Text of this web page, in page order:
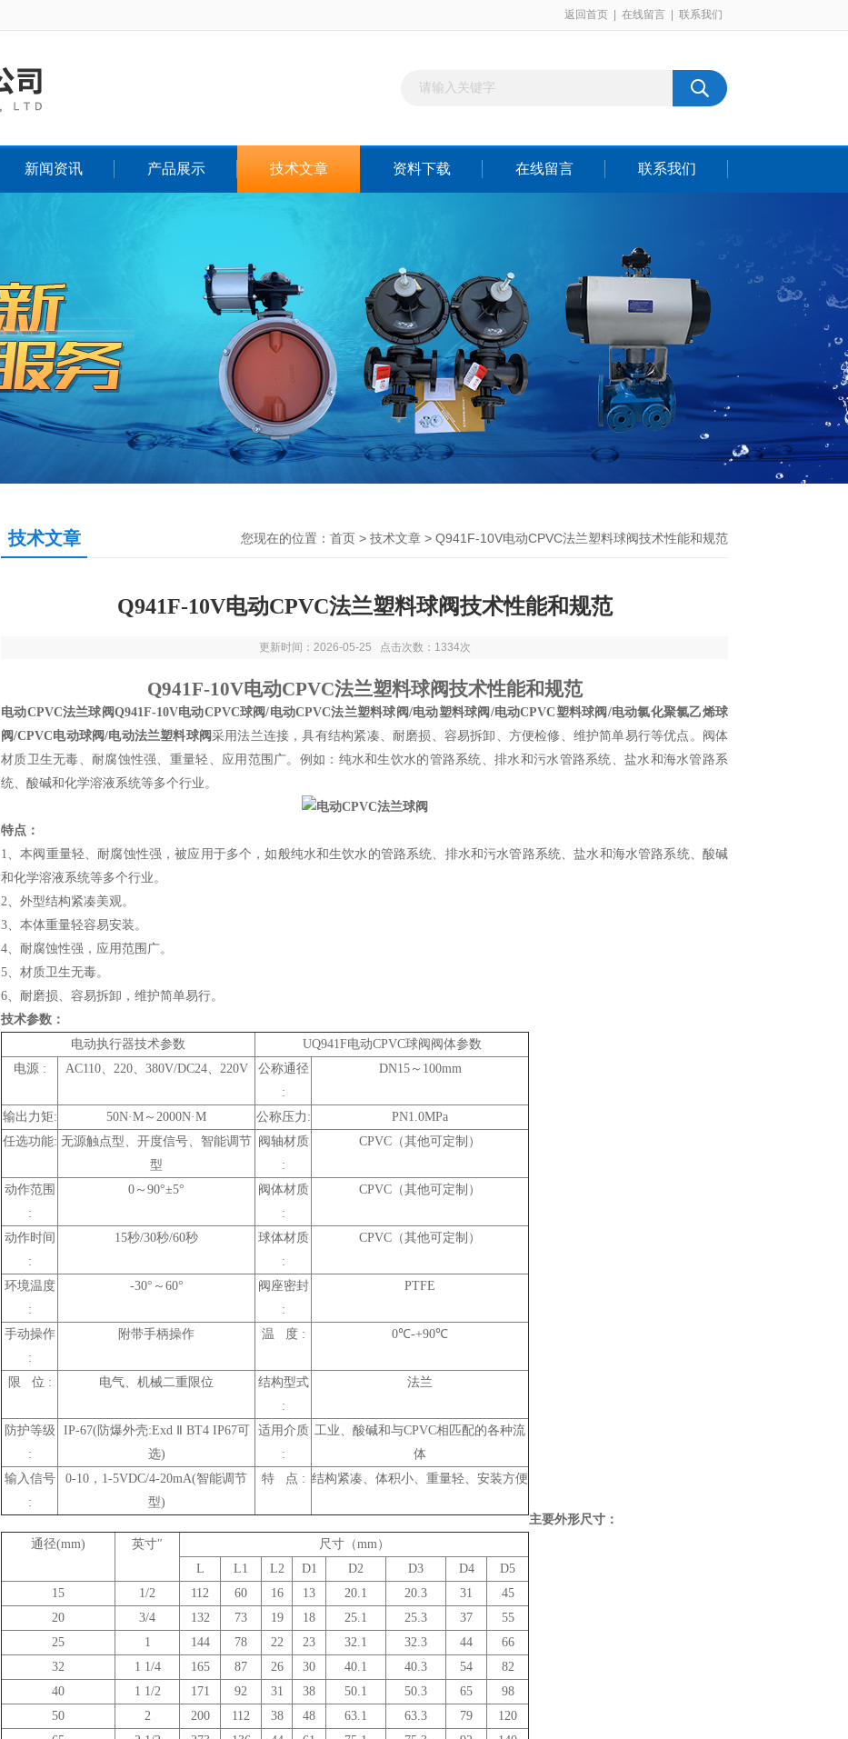
返回首页 在线留言 联系我们
新闻资讯 产品展示 技术文章 资料下载 在线留言 联系我们
技术文章 您现在的位置： 首页 > 技术文章 > Q941F-10V电动CPVC法兰塑料球阀技术性能和规范
Q941F-10V电动CPVC法兰塑料球阀技术性能和规范
更新时间：2026-05-25 点击次数：1334次
Q941F-10V电动CPVC法兰塑料球阀技术性能和规范
电动CPVC法兰球阀Q941F-10V电动CPVC球阀/电动CPVC法兰塑料球阀/电动塑料球阀/电动CPVC塑料球阀/电动氯化聚氯乙烯球
阀/CPVC电动球阀/电动法兰塑料球阀采用法兰连接，具有结构紧凑、耐磨损、容易拆卸、方便检修、维护简单易行等优点。阀体
材质卫生无毒、耐腐蚀性强、重量轻、应用范围广。例如：纯水和生饮水的管路系统、排水和污水管路系统、盐水和海水管路系
统、酸碱和化学溶液系统等多个行业。
特点：
1、本阀重量轻、耐腐蚀性强，被应用于多个，如般纯水和生饮水的管路系统、排水和污水管路系统、盐水和海水管路系统、酸碱
和化学溶液系统等多个行业。
2、外型结构紧凑美观。
3、本体重量轻容易安装。
4、耐腐蚀性强，应用范围广。
5、材质卫生无毒。
6、耐磨损、容易拆卸，维护简单易行。
技术参数：
电动执行器技术参数
UQ941F电动CPVC球阀阀体参数
电源 :
AC110、220、380V/DC24、220V
公称通径
:
DN15～100mm
输出力矩: 50N·M～2000N·M 公称压力:
PN1.0MPa
任选功能: 无源触点型、开度信号、智能调节
型
阀轴材质
:
CPVC（其他可定制）
动作范围
:
0～90°±5°
阀体材质
:
CPVC（其他可定制）
动作时间
:
15秒/30秒/60秒
球体材质
:
CPVC（其他可定制）
环境温度
:
-30°～60°
阀座密封
:
PTFE
手动操作
:
附带手柄操作 温 度 : 0℃-+90℃
限 位 : 电气、机械二重限位
结构型式
:
法兰
防护等级
:
IP-67(防爆外壳:Exd Ⅱ BT4 IP67可
选)
适用介质
:
工业、酸碱和与CPVC相匹配的各种流
体
输入信号
:
0-10，1-5VDC/4-20mA(智能调节
型)
特 点 : 结构紧凑、体积小、重量轻、安装方便
主要外形尺寸：
通径(mm)
英寸″
尺寸（mm）
L
L1 L2 D1 D2 D3 D4
D5
15
1/2 112 60 16 13 20.1 20.3 31
45
20
3/4 132 73 19 18 25.1 25.3 37
55
25
1 144 78 22 23 32.1 32.3 44
66
32
1 1/4 165 87 26 30 40.1 40.3 54
82
40
1 1/2 171 92 31 38 50.1 50.3 65
98
50
2 200 112 38 48 63.1 63.3 79
120